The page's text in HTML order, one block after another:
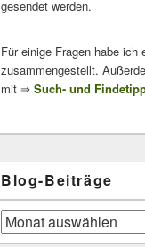
gesendet werden.
Für einige Fragen habe ich
zusammengestellt.
mit ⇒ Such- und
Blog-Beiträge
Blog-
Beiträge